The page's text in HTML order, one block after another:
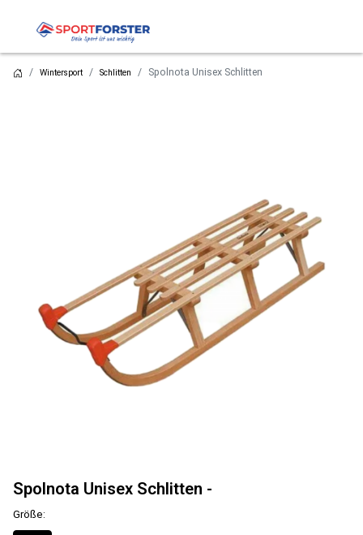
Wintersport Schlitten Spolnota Unisex Schlitten
Spolnota Unisex Schlitten -
Größe: